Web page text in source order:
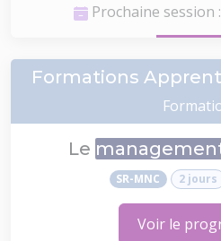
Prochaine session :
Formations
Le
SR-MNC 2 jours
Voir le